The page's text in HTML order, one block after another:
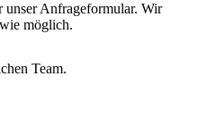
unser Anfrageformular. Wir
möglich.
Team.